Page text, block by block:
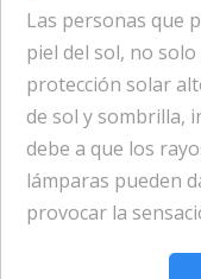
Las personas que
piel del sol, no
protección solar
de sol y sombrilla,
debe a que los
lámparas pueden
provocar la